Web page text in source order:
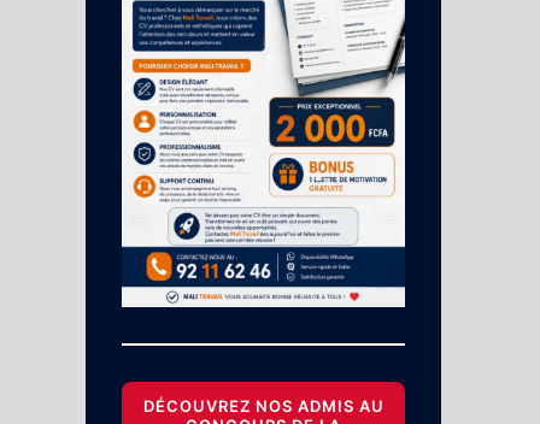
DÉCOUVREZ NOS ADMIS AU